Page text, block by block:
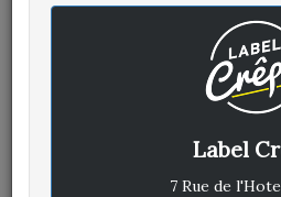
ÉCRIT LE JEUDI 30
Label
7 Rue de